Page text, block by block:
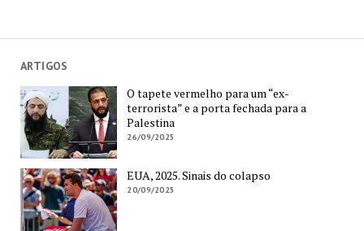
ARTIGOS
O tapete vermelho para um “ex-
terrorista” e a porta fechada para a
Palestina
26/09/2025
EUA, 2025. Sinais do colapso
20/09/2025